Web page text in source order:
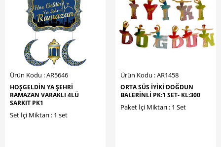
Ürün Kodu : AR5646
HOŞGELDİN YA ŞEHRİ
RAMAZAN VARAKLI 4LÜ
SARKIT PK1
Set İçi Miktarı : 1 set
Ürün Kodu : AR1458
ORTA SÜS İYİKİ DOĞDUN
BALERİNLİ PK:1 SET- KL:300
Paket İçi Miktarı : 1 Set